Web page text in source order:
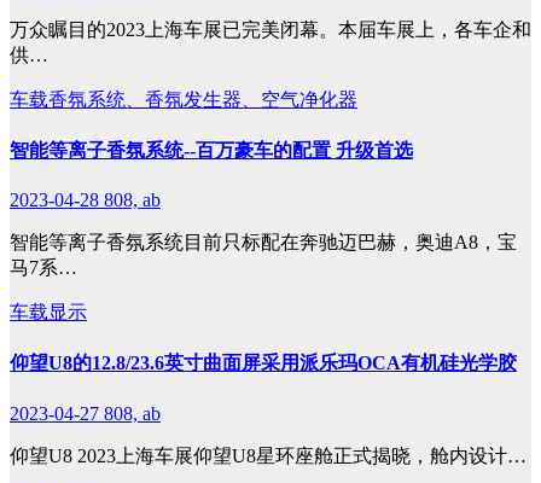
万众瞩目的2023上海车展已完美闭幕。本届车展上，各车企和
供…
车载香氛系统、香氛发生器、空气净化器
智能等离子香氛系统--百万豪车的配置 升级首选
2023-04-28 808, ab
智能等离子香氛系统目前只标配在奔驰迈巴赫，奥迪A8，宝
马7系…
车载显示
仰望U8的12.8/23.6英寸曲面屏采用派乐玛OCA有机硅光学胶
2023-04-27 808, ab
仰望U8 2023上海车展仰望U8星环座舱正式揭晓，舱内设计…